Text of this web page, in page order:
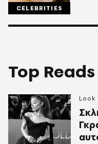
CELEBRITIES
Top Reads
Look